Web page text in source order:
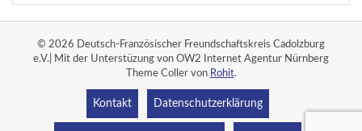
© 2026 Deutsch-Französischer Freundschaftskreis Cadolzburg
e.V.| Mit der Unterstüzung von OW2 Internet Agentur Nürnberg
Theme Coller von Rohit.
Kontakt Datenschutzerklärung